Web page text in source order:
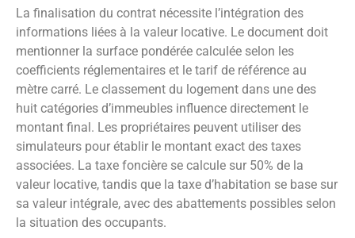
La finalisation du contrat nécessite l’intégration des
informations liées à la valeur locative. Le document doit
mentionner la surface pondérée calculée selon les
coefficients réglementaires et le tarif de référence au
mètre carré. Le classement du logement dans une des
huit catégories d’immeubles influence directement le
montant final. Les propriétaires peuvent utiliser des
simulateurs pour établir le montant exact des taxes
associées. La taxe foncière se calcule sur 50% de la
valeur locative, tandis que la taxe d’habitation se base sur
sa valeur intégrale, avec des abattements possibles selon
la situation des occupants.